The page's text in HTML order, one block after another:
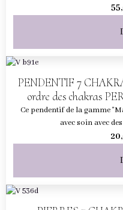
PENDENTIF 7
ordre des chakras
Ce pendentif de la gamme
avec soin avec